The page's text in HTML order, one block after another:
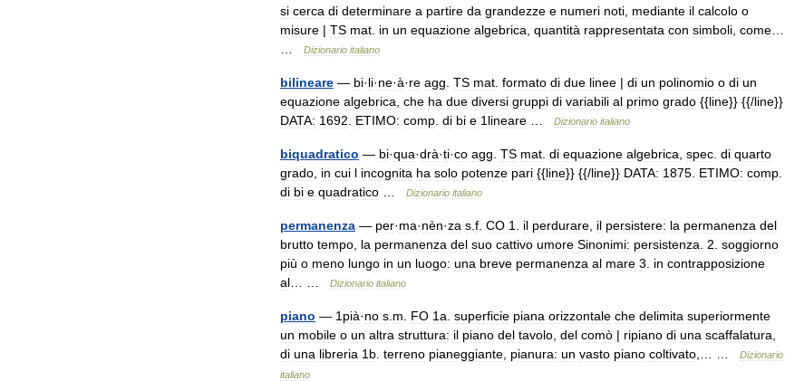
si cerca di determinare a partire da grandezze e numeri noti mediante il calcolo o
misure | TS mat in un equazione algebrica quantità rappresentata con simboli come
Dizionario italiano
bilineare — bi·li·ne·à·re agg TS mat formato di due linee | di un polinomio o di un
equazione algebrica che ha due diversi gruppi di variabili al primo grado {{line}} {{/line}}
DATA: 1692 ETIMO: comp di bi e 1lineare Dizionario italiano
biquadratico — bi·qua·drà·ti·co agg TS mat di equazione algebrica spec di quarto
grado in cui l incognita ha solo potenze pari {{line}} {{/line}} DATA: 1875 ETIMO: comp
di bi e quadratico Dizionario italiano
permanenza — per·ma·nèn·za s f CO 1 il perdurare il persistere: la permanenza del
brutto tempo la permanenza del suo cattivo umore Sinonimi: persistenza 2 soggiorno
più o meno lungo in un luogo: una breve permanenza al mare 3 in contrapposizione
al
Dizionario italiano
piano — 1pià·no s m FO 1a superficie piana orizzontale che delimita superiormente
un mobile o un altra struttura: il piano del tavolo del comò | ripiano di una scaffalatura
di una libreria 1b terreno pianeggiante pianura: un vasto piano coltivato
Dizionario
italiano